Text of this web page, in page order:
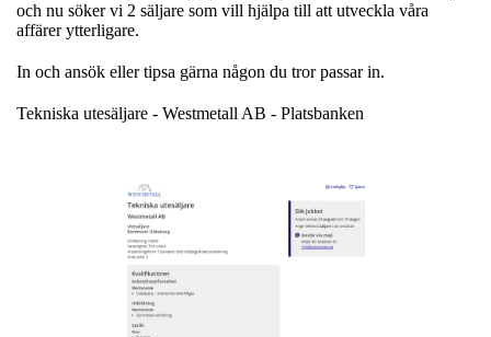
och nu söker vi 2 säljare som vill hjälpa till att utveckla våra
affärer ytterligare.
In och ansök eller tipsa gärna någon du tror passar in.
Tekniska utesäljare - Westmetall AB - Platsbanken